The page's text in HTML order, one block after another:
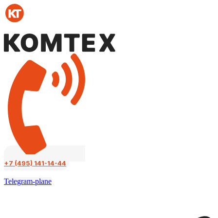
Перейти
к
содержимому
+7 (495) 141-14-44
Telegram-plane